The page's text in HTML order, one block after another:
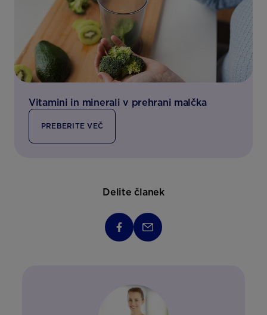
Vitamini in minerali v prehrani malčka
PREBERITE VEČ
Delite članek